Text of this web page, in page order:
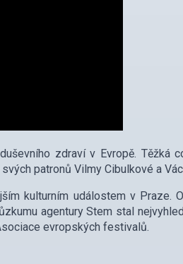
zdraví v Evropě. Těžká
patronů Vilmy Cibulkové a
kulturním událostem v Praze.
agentury Stem stal
evropských festivalů.